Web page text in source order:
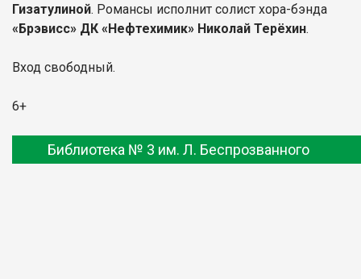
Гизатулиной. Романсы исполнит солист хора-бэнда
«Брэвисс» ДК «Нефтехимик» Николай Терёхин.
Вход свободный.
6+
Библиотека № 3 им. Л. Беспрозванного